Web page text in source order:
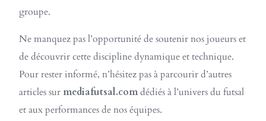
groupe.
Ne manquez pas l’opportunité de soutenir nos joueurs et
de découvrir cette discipline dynamique et technique.
Pour rester informé, n’hésitez pas à parcourir d’autres
articles sur mediafutsal.comdédiés à l’univers du futsal
et aux performances de nos équipes.